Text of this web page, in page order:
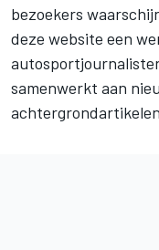
bezoekers
deze website een
samenwerkt aan